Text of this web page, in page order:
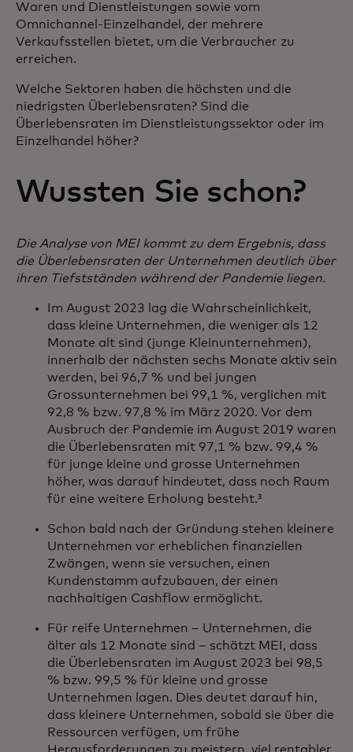
Waren und Dienstleistungen sowie vom
Omnichannel-Einzelhandel, der mehrere
Verkaufsstellen bietet, um die Verbraucher zu
erreichen.
Welche Sektoren haben die höchsten und die
niedrigsten Überlebensraten? Sind die
Überlebensraten im Dienstleistungssektor oder im
Einzelhandel höher?
Wussten Sie schon?
Die Analyse von MEI kommt zu dem Ergebnis, dass
die Überlebensraten der Unternehmen deutlich über
ihren Tiefstständen während der Pandemie liegen.
Im August 2023 lag die Wahrscheinlichkeit,
dass kleine Unternehmen, die weniger als 12
Monate alt sind (junge Kleinunternehmen),
innerhalb der nächsten sechs Monate aktiv sein
werden, bei 96,7 % und bei jungen
Grossunternehmen bei 99,1 %, verglichen mit
92,8 % bzw. 97,8 % im März 2020. Vor dem
Ausbruch der Pandemie im August 2019 waren
die Überlebensraten mit 97,1 % bzw. 99,4 %
für junge kleine und grosse Unternehmen
höher, was darauf hindeutet, dass noch Raum
für eine weitere Erholung besteht.³
Schon bald nach der Gründung stehen kleinere
Unternehmen vor erheblichen finanziellen
Zwängen, wenn sie versuchen, einen
Kundenstamm aufzubauen, der einen
nachhaltigen Cashflow ermöglicht.
Für reife Unternehmen – Unternehmen, die
älter als 12 Monate sind – schätzt MEI, dass
die Überlebensraten im August 2023 bei 98,5
% bzw. 99,5 % für kleine und grosse
Unternehmen lagen. Dies deutet darauf hin,
dass kleinere Unternehmen, sobald sie über die
Ressourcen verfügen, um frühe